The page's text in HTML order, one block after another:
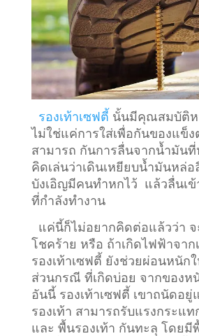
รองเท้าเซฟตี้ นั้นมีคุณสมบัติห
ไม่ใช่แค่การใส่เพื่อกันของแข็
สามารถ กันการลื่นจากน้ำมัน
คิดเล่นว่าเดินเหยียบน้ำมันหล่อ
บังเอิญมีคนทำหกไว้ แล้วลื่นเข้
ที่กำลังทำงาน
แค่นี้ก็ไม่อยากคิดต่อแล้วว่า
โชคร้าย หรือ ถ้าเกิดไฟฟ้าจาก
รองเท้าเซฟตี้ ยังช่วยผ่อนหนักใ
ส่วนกรณี ที่เกิดบ่อย จากของห
อันนี้ รองเท้าเซฟตี้ เขาถนัดอยู่
รองเท้า สามารถรับแรงกระแท
และ พื้นรองเท้า กันทะลุ โดยมี